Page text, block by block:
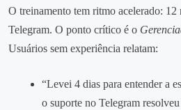
O treinamento tem ritmo acelerado:
Telegram. O ponto crítico é o
Usuários sem experiência relatam:
“Levei 4 dias para entender a
o suporte no Telegram